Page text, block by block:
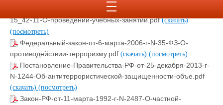
Письмо-Минобразования-России-от-15.10.2001-N-42-
15_42-11-О-проведении-учебных-занятий.pdf(скачать)
(посмотреть)
Федеральный-закон-от-6-марта-2006-г-N-35-ФЗ-О-
противодействии-терроризму.pdf (скачать) (посмотреть)
Постановление-Правительства-РФ-от-25-декабря-2013-г-
N-1244-Об-антитеррористической-защищенности-объе.pdf
(скачать) (посмотреть)
Закон-РФ-от-11-марта-1992-г-N-2487-О-частной-